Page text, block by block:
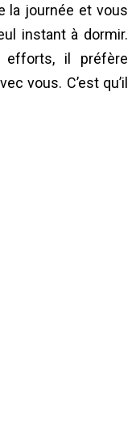
la journée et vous
instant à dormir.
efforts, il préfère
vous. C’est qu’il